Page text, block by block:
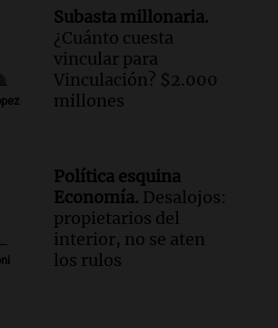
para todos
Gaspart: "Sin Jorge, no sé si
llegado adonde llegó"
para todos
orgullo y el sueño argentino de
en una entrevista con Rony
2007
para todos
Subasta millonaria.
¿Cuánto cuesta
vincular para
Vinculación? $2.000
millones
Política esquina
Economía. Desalojos:
propietarios del
interior, no se aten
los rulos